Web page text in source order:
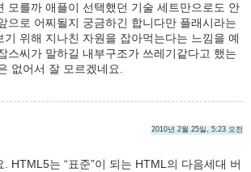
모를까 애플이 선택했던 기술 세트만으로도 안
으로 어찌될지 궁금하긴 합니다만 플래시라는
기 위해 지나친 자원을 잡아먹는다는 느낌을 예
스씨가 말하길 내부구조가 쓰레기같다고 했는
없어서 잘 모르겠네요.
2010년 2월 25일, 5:23 오전
HTML5는 “표준”이 되는 HTML의 다음세대 버